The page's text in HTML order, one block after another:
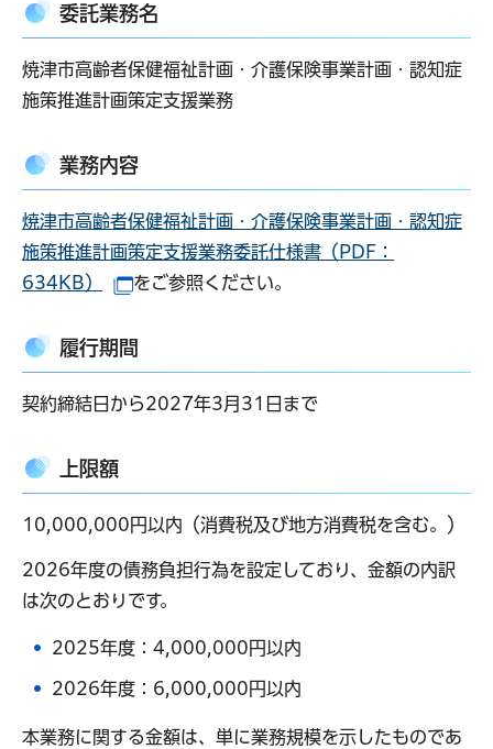
委託業務名
焼津市高齢者保健福祉計画・介護保険事業計画・認知症
施策推進計画策定支援業務
業務内容
焼津市高齢者保健福祉計画・介護保険事業計画・認知症
施策推進計画策定支援業務委託仕様書（PDF：
634KB）
（別ウインドウで開きます）
をご参照ください。
履行期間
契約締結日から2027年3月31日まで
上限額
10,000,000円以内（消費税及び地方消費税を含む。）
2026年度の債務負担行為を設定しており、金額の内訳
は次のとおりです。
2025年度：4,000,000円以内
2026年度：6,000,000円以内
本業務に関する金額は、単に業務規模を示したものであ